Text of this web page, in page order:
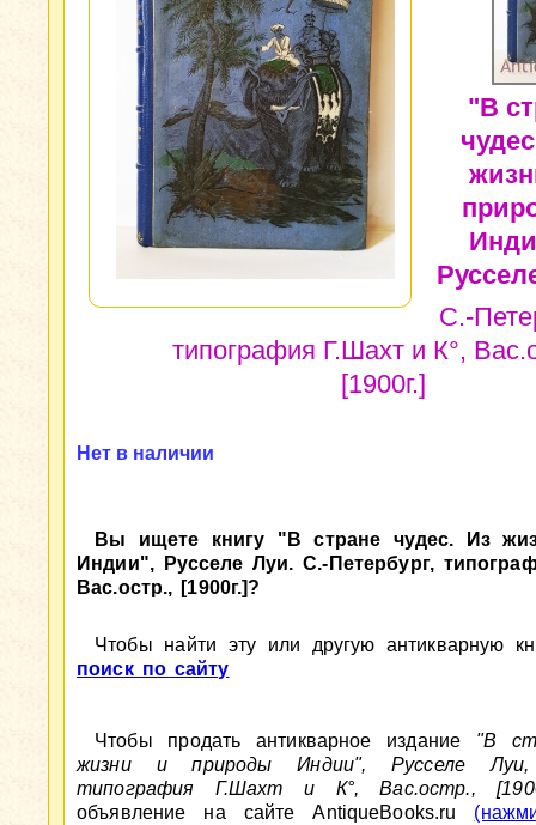
"В
С.-
типография Г.Шахт и К°,
[1900г.]
Нет в наличии
Вы ищете книгу "В стране чудес. Из
Индии", Русселе Луи. С.-Петербург,
Вас.остр., [1900г.]?
Чтобы найти эту или другую антикварную
поиск по сайту
Чтобы продать антикварное издание "В
жизни и природы Индии", Русселе Луи,
типография Г.Шахт и К°, Вас.остр.,
объявление на сайте AntiqueBooks.ru